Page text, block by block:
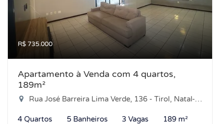
R$ 735.000
Apartamento à Venda com 4 quartos,
189m²
Rua José Barreira Lima Verde, 136 - Tirol, Natal-RN
4 Quartos 5 Banheiros 3 Vagas 189 m²